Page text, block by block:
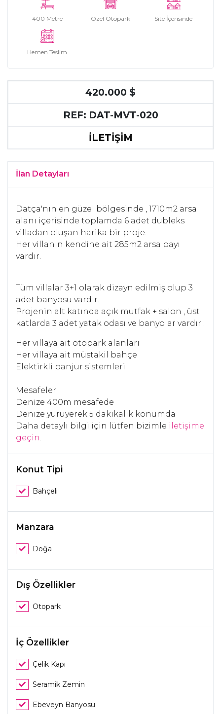
400 Metre Özel Otopark Site İçerisinde
Hemen Teslim
420.000 $
REF: DAT-MVT-020
İLETİŞİM
İlan Detayları
Datça'nın en güzel bölgesinde , 1710m2 arsa
alanı içerisinde toplamda 6 adet dubleks
villadan oluşan harika bir proje.
Her villanın kendine ait 285m2 arsa payı
vardır.
Tüm villalar 3+1 olarak dizayn edilmiş olup 3
adet banyosu vardır.
Projenin alt katında açık mutfak + salon , üst
katlarda 3 adet yatak odası ve banyolar vardır .
Her villaya ait otopark alanları
Her villaya ait müstakil bahçe
Elektirkli panjur sistemleri
Mesafeler
Denize 400m mesafede
Denize yürüyerek 5 dakikalık konumda
Daha detaylı bilgi için lütfen bizimle iletişime
geçin
Konut Tipi
Bahçeli
Manzara
Doğa
Dış Özellikler
Otopark
İç Özellikler
Çelik Kapı
Seramik Zemin
Ebeveyn Banyosu